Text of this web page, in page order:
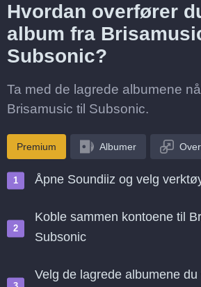
Hvordan overfører
album fra
Subsonic?
Ta med de lagrede albumene
Brisamusic til Subsonic.
Premium Albumer
Åpne Soundiiz og velg
Koble sammen kontoene til
Subsonic
Velg de lagrede albumene